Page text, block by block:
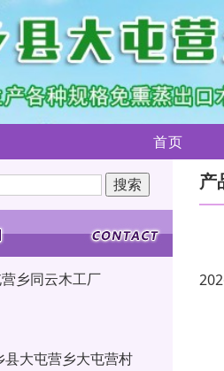
首页
乡同云木工厂
大屯营乡大屯营村
产